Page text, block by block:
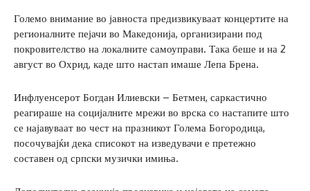
Големо внимание во јавноста предизвикуваат концертите на
регионалните пејачи во Македонија, организирани под
покровителство на локалните самоуправи. Така беше и на 2
август во Охрид, каде што настап имаше Лепа Брена.
Инфлуенсерот Богдан Илиевски – Бетмен, саркастично
реагираше на социјалните мрежи во врска со настапите што
се најавуваат во чест на празникот Голема Богородица,
посочувајќи дека списокот на изведувачи е претежно
составен од српски музички имиња.